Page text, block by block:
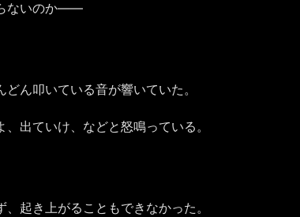
ないのか――
ん叩いている音が響いていた。
出ていけ、などと怒鳴っている。
起き上がることもできなかった。